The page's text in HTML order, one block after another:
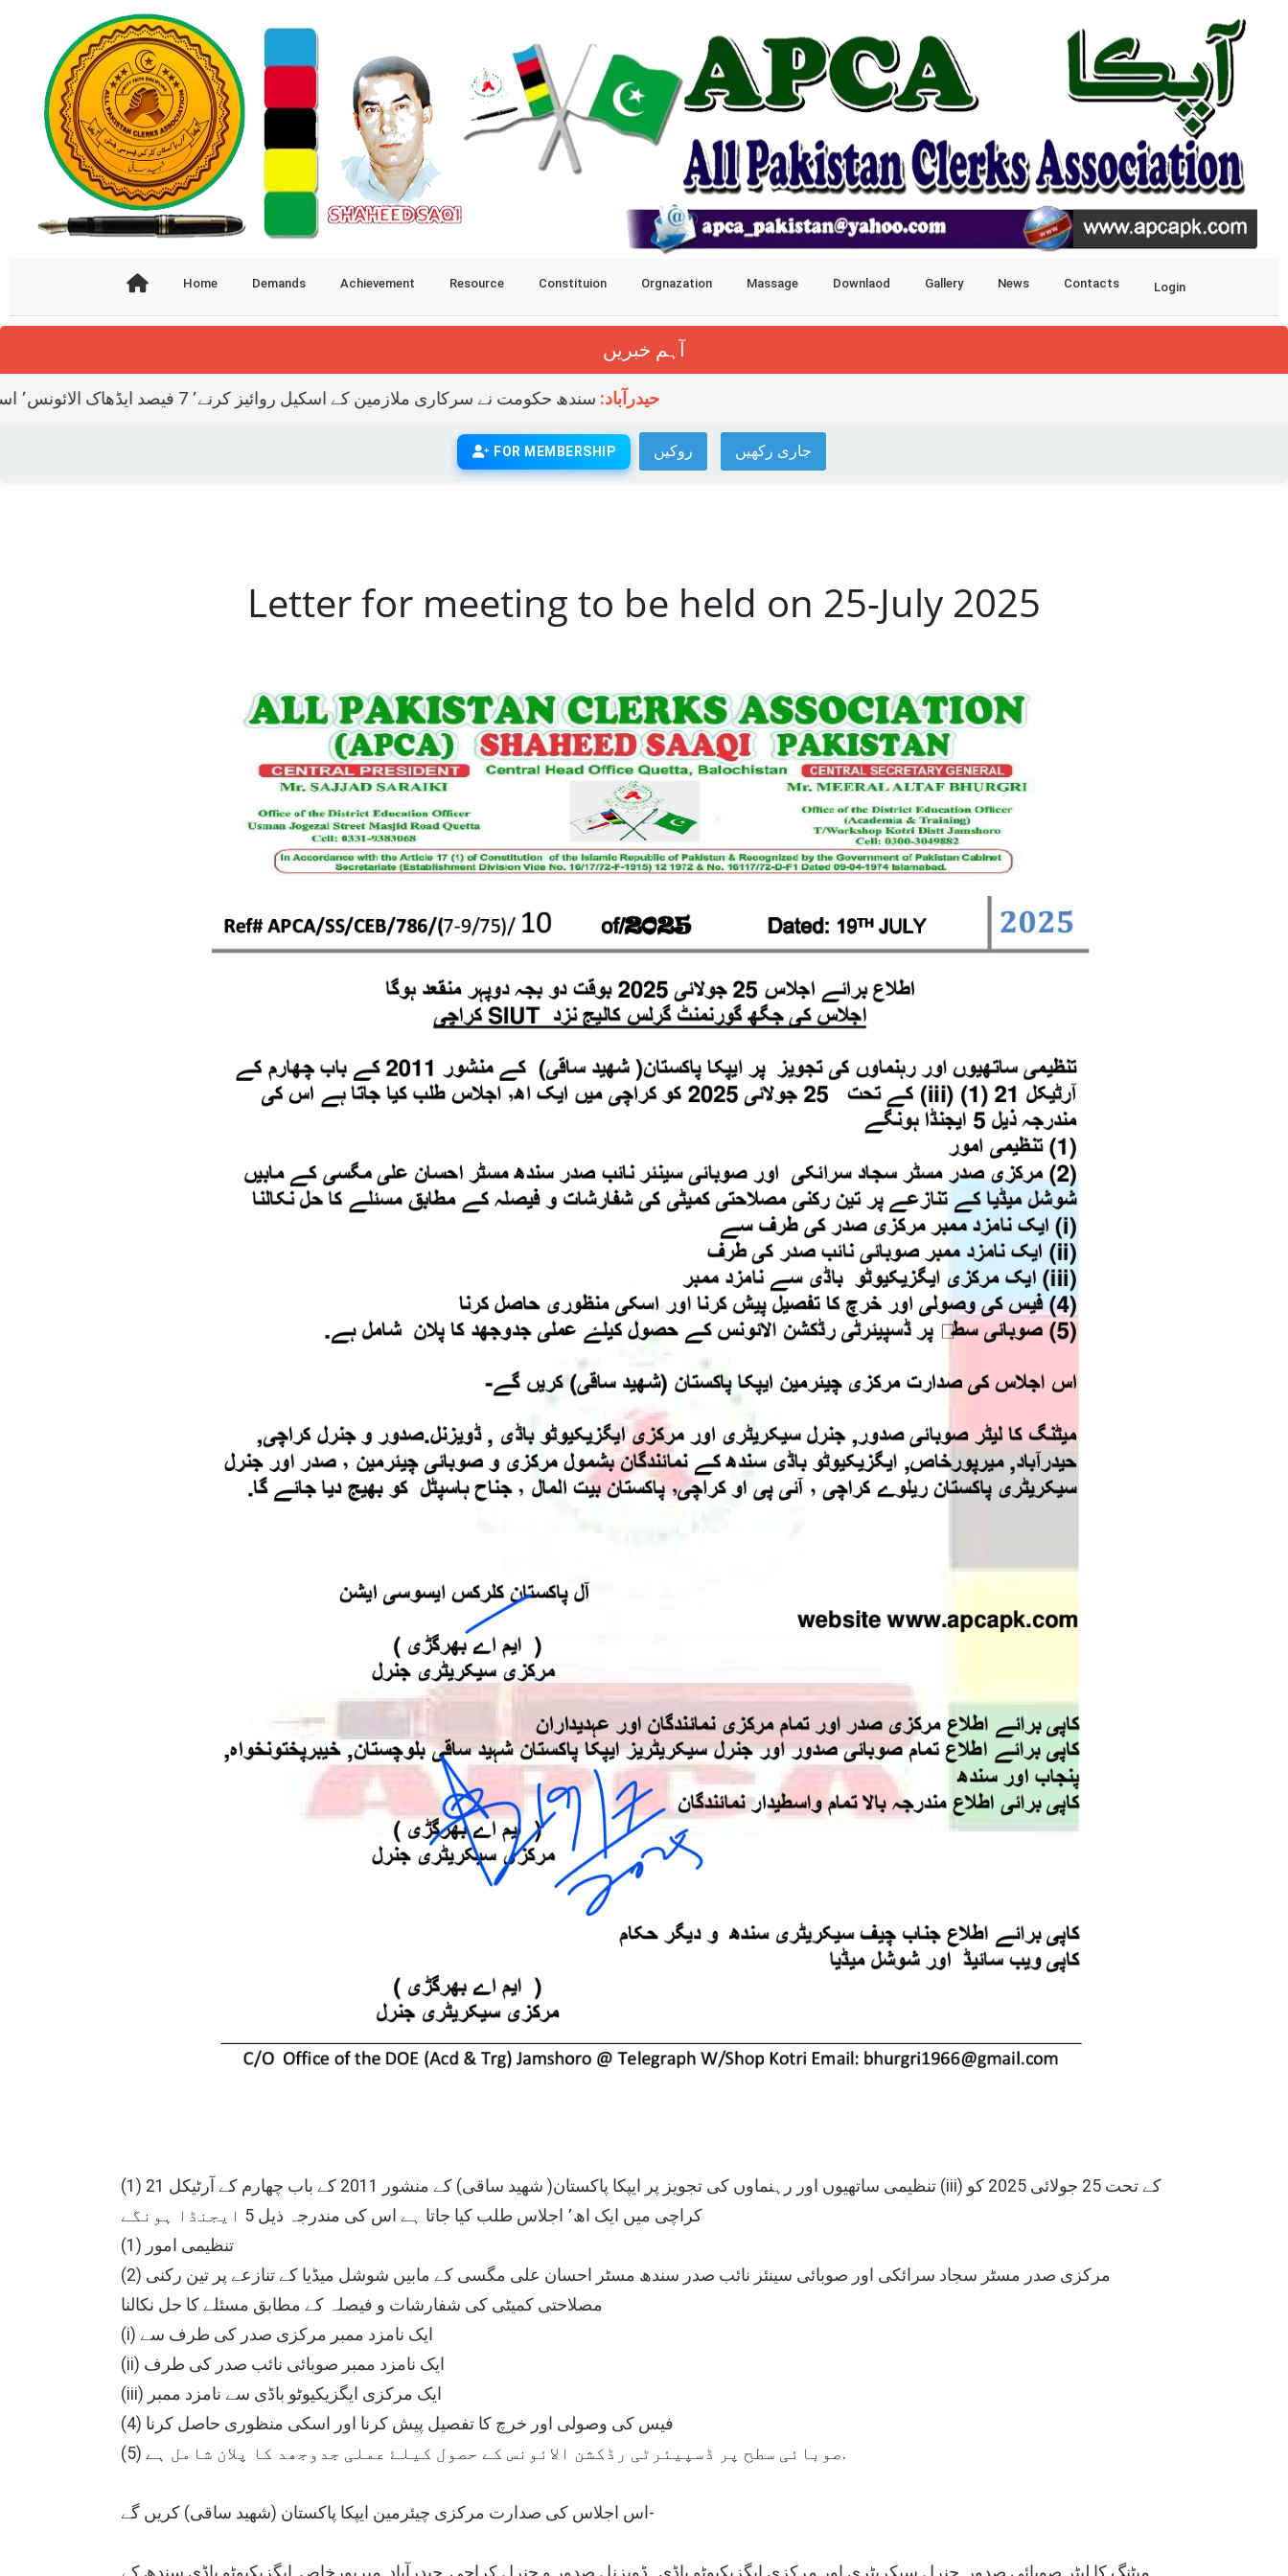
Home Demands Achievement Resource Constituion Orgnazation Massage Downlaod Gallery News Contacts Login
آہم خبریں
سندھ حکومت نے سرکاری ملازمین کے اسکیل روائیز کرنے٬ 7 فیصد ایڈھاک الائونس٬ اسپیشل کنوینس الائونس اور 50 فیصد سرکاری ملازمین کے موجودہ کنوینس الائونس میں اضافہ٬ کم سے کم تنخواہ 4300 رویپہ دینے کیئے گریڈ 1 تا 2 کے ملازمین کو الائونس دینے کے الک الگ نوٹیفکیش
FOR MEMBERSHIP روکیں جاری رکھیں
Letter for meeting to be held on 25-July 2025
تنظیمی ساتھیوں اور رہنماوں کی تجویز پر ایپکا پاکستان( شھید ساقی) کے منشور 2011 کے باب چھارم کے آرٹیکل 21 (1) (iii) کے تحت 25 جولائی 2025 کو
کراچی میں ایک اھ٬ اجلاس طلب کیا جاتا ہے اس کی مندرجہ ذیل 5 ایجنڈا ہونگے
(1) تنظیمی امور
(2) مرکزی صدر مسٹر سجاد سرائکی اور صوبائی سینئر نائب صدر سندھ مسٹر احسان علی مگسی کے مابیں شوشل میڈیا کے تنازعے پر تین رکنی
مصلاحتی کمیٹی کی شفارشات و فیصلہ کے مطابق مسئلے کا حل نکالنا
(i) ایک نامزد ممبر مرکزی صدر کی طرف سے
(ii) ایک نامزد ممبر صوبائی نائب صدر کی طرف
(iii) ایک مرکزی ایگزیکیوٹو باڈی سے نامزد ممبر
(4) فیس کی وصولی اور خرچ کا تفصیل پیش کرنا اور اسکی منظوری حاصل کرنا
(5) صوبائی سطح پر ڈسپیئرٹی رڈکشن الائونس کے حصول کیلۓ عملی جدوجھد کا پلان شامل ہے.
اس اجلاس کی صدارت مرکزی چیئرمین ایپکا پاکستان (شھید ساقی) کریں گے-
میٹنگ کا لیٹر صوبائی صدور, جنرل سیکریٹری اور مرکزی ایگزیکیوٹو باڈی , ڈویزنل.صدور و جنرل کراچی, حیدرآباد, میرپورخاص, ایگزیکیوٹو باڈی سندھ کے